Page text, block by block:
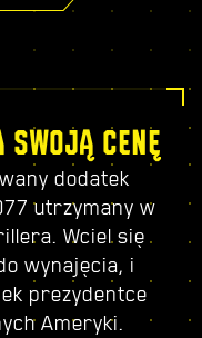
SWOJĄ CENĘ
dodatek
utrzymany w
Wciel się
wynajęcia, i
prezydentce
Ameryki.